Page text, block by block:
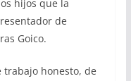
hijos que la
de
Goico.
trabajo honesto, de